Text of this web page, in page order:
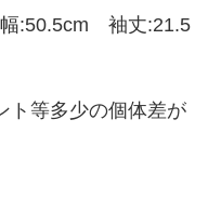
:50.5cm 袖丈:21.5
ト等多少の個体差が